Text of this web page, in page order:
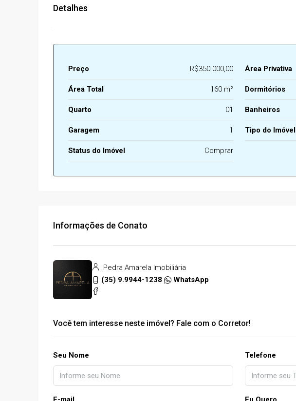
Detalhes
Preço R$350.000,00 Área Privativa
Área Total 160 m² Dormitórios
Quarto 01 Banheiros
Garagem 1 Tipo do Imóvel
Status do Imóvel Comprar
Informações de Conato
Pedra Amarela Imobiliária
(35) 9.9944-1238
WhatsApp
Você tem interesse neste imóvel? Fale com o Corretor!
Seu Nome Telefone